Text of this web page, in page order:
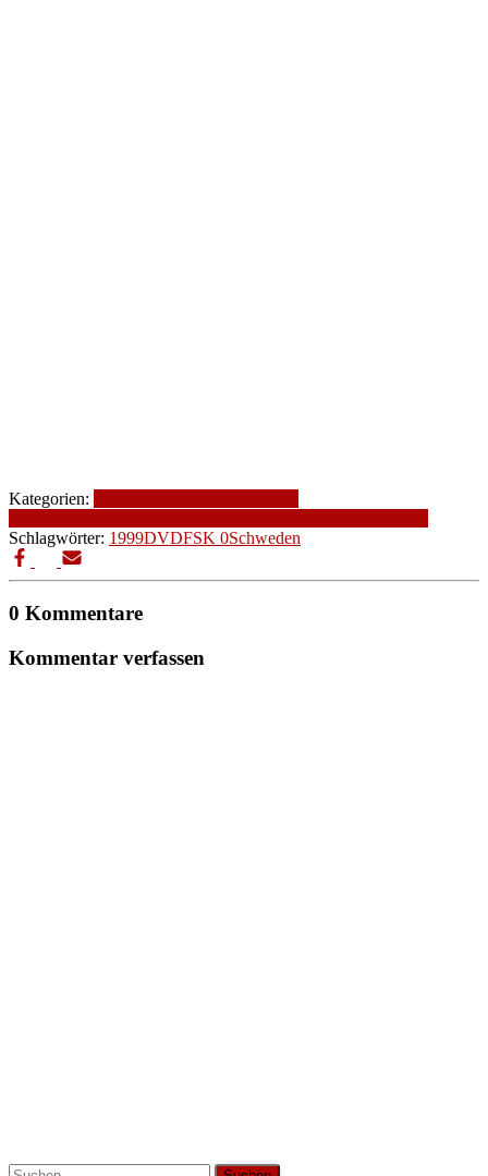
Kategorien:
Schlagwörter: 1999DVDFSK 0Schweden
0 Kommentare
Kommentar verfassen
Suchen